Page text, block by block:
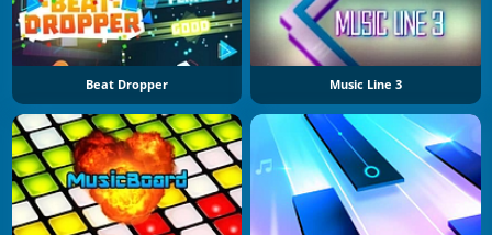
Beat Dropper Music Line 3